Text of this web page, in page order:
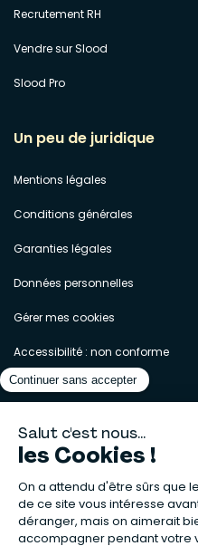
Recrutement RH
Vendre sur Slood
Slood Pro
Un peu de juridique
Mentions légales
Conditions générales
Garanties légales
Données personnelles
Gérer mes cookies
Accessibilité : non conforme